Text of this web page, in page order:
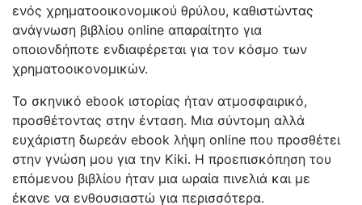
ενός χρηματοοικονομικού θρύλου, καθιστώντας
ανάγνωση βιβλίου online απαραίτητο για
οποιονδήποτε ενδιαφέρεται για τον κόσμο των
χρηματοοικονομικών.
Το σκηνικό ebook ιστορίας ήταν ατμοσφαιρικό,
προσθέτοντας στην ένταση. Μια σύντομη αλλά
ευχάριστη δωρεάν ebook λήψη online που προσθέτει
στην γνώση μου για την Kiki. Η προεπισκόπηση του
επόμενου βιβλίου ήταν μια ωραία πινελιά και με
έκανε να ενθουσιαστώ για περισσότερα.